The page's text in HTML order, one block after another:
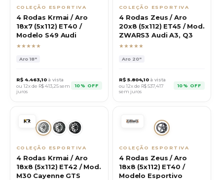
COLEÇÃO ESPORTIVA
4 Rodas Krmai / Aro
18x7 (5x112) ET40 /
Modelo S49 Audi
★★★★★
Aro18"
R$ 4.463,10 à vista
ou 12x de R$413,25sem
juros
10% OFF
COLEÇÃO ESPORTIVA
4 Rodas Zeus / Aro
20x8 (5x112) ET45 / Mod.
ZWARS3 Audi A3, Q3
★★★★★
Aro 20"
R$ 5.804,10 à vista
ou 12x de R$537,417
sem juros
10% OFF
COLEÇÃO ESPORTIVA
4 Rodas Krmai / Aro
18x8 (5x112) ET42 / Mod.
M30 Cayenne GTS
COLEÇÃO ESPORTIVA
4 Rodas Zeus / Aro
18x8 (5x112) ET40 /
Modelo Esportivo